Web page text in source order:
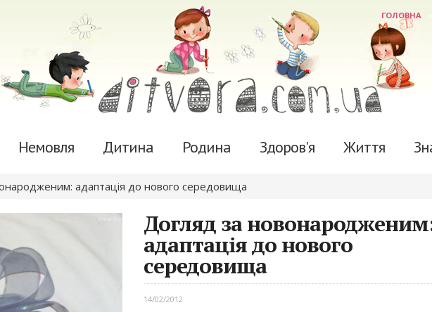
ГОЛОВНА
Немовля Дитина Родина Здоров'я Життя
адаптація до нового середовища
Догляд за
адаптація до нового
середовища
14/02/2012